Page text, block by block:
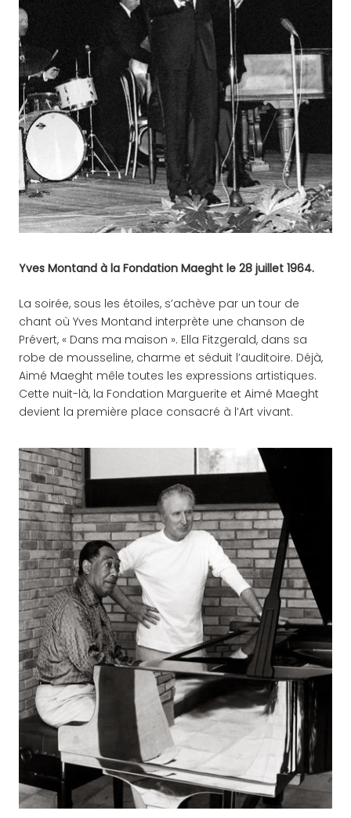
Yves Montand à la Fondation Maeght le 28 juillet 1964.
La soirée, sous les étoiles, s’achève par un tour de
chant où Yves Montand interprète une chanson de
Prévert, « Dans ma maison ». Ella Fitzgerald, dans sa
robe de mousseline, charme et séduit l’auditoire. Déjà,
Aimé Maeght mêle toutes les expressions artistiques.
Cette nuit-là, la Fondation Marguerite et Aimé Maeght
devient la première place consacré à l’Art vivant.